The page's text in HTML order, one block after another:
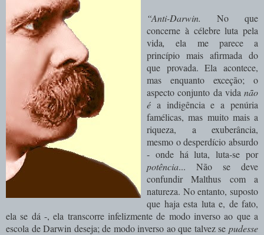
“Anti-Darwin. No que
concerne à célebre luta pela
vida,ela me parece a
princípio mais afirmada do
que provada. Ela acontece,
mas enquanto exceção; o
aspecto conjunto da vida não
é a indigência e a penúria
famélicas, mas muito mais a
riqueza, a exuberância,
mesmo o desperdício absurdo
- onde há luta, luta-se por
potência... Não se deve
confundir Malthus com a
natureza. No entanto, suposto
que haja esta luta e, de fato,
ela se dá -, ela transcorre infelizmente de modo inverso ao que a
escola de Darwin deseja; de modo inverso ao que talvez se pudesse